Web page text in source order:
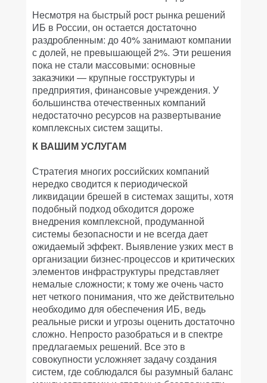
Несмотря на быстрый рост рынка решений
ИБ в России, он остается достаточно
раздробленным: до 40% занимают компании
с долей, не превышающей 2%. Эти решения
пока не стали массовыми: основные
заказчики — крупные госструктуры и
предприятия, финансовые учреждения. У
большинства отечественных компаний
недостаточно ресурсов на развертывание
комплексных систем защиты.
К ВАШИМ УСЛУГАМ
Стратегия многих российских компаний
нередко сводится к периодической
ликвидации брешей в системах защиты, хотя
подобный подход обходится дороже
внедрения комплексной, продуманной
системы безопасности и не всегда дает
ожидаемый эффект. Выявление узких мест в
организации бизнес-процессов и критических
элементов инфраструктуры представляет
немалые сложности; к тому же очень часто
нет четкого понимания, что же действительно
необходимо для обеспечения ИБ, ведь
реальные риски и угрозы оценить достаточно
сложно. Непросто разобраться и в спектре
предлагаемых решений. Все это в
совокупности усложняет задачу создания
систем, где соблюдался бы разумный баланс